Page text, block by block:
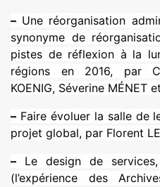
– Une réor­ga­ni­sa­tion
syno­nyme de
pistes de réflexion à la
régions en 2016, par
KOENIG, Séverine MÉNET
– Faire évoluer la salle de
projet global, par Florent
– Le design de
(l’expé­rience des